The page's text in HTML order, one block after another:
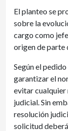
El planteo se
sobre la
cargo como
origen de parte
Según el
garantizar el
evitar
judicial. Sin
resolución
solicitud